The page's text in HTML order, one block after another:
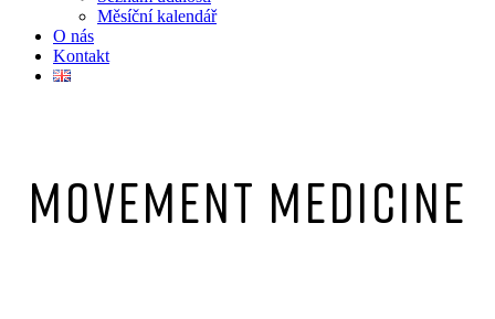
Měsíční kalendář
O nás
Kontakt
Movement Medicine